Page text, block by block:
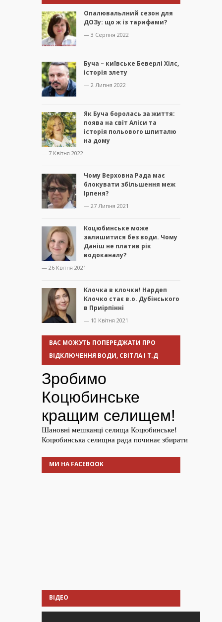
Опалювальлний сезон для
ДОЗу: що ж із тарифами?
— 3 Серпня 2022
Буча – київське Беверлі Хілс,
історія злету
— 2 Липня 2022
Як Буча боролась за життя:
поява на світ Аліси та
історія польового шпиталю
на дому
— 7 Квітня 2022
Чому Верховна Рада має
блокувати збільшення меж
Ірпеня?
— 27 Липня 2021
Коцюбинське може
залишитися без води. Чому
Даніш не платив рік
водоканалу?
— 26 Квітня 2021
Клочка в клочки! Нардеп
Клочко стає в.о. Дубінського
в Приірпінні
— 10 Квітня 2021
ВАС МОЖУТЬ ПОПЕРЕДЖАТИ ПРО
ВІДКЛЮЧЕННЯ ВОДИ, СВІТЛА І Т.Д
МИ НА FACEBOOK
ВІДЕО